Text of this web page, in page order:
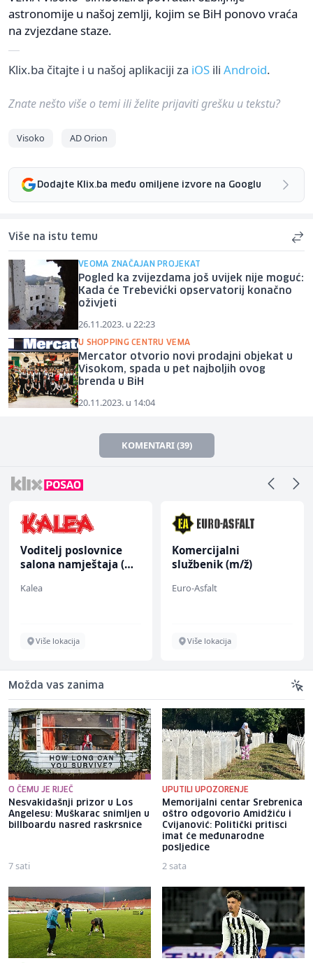
astronomije u našoj zemlji, kojim se BiH ponovo vraća
na zvjezdane staze.
Klix.ba čitajte i u našoj aplikaciji za iOS ili Android.
Znate nešto više o temi ili želite prijaviti grešku u tekstu?
Visoko AD Orion
Dodajte Klix.ba među omiljene izvore na Googlu
Više na istu temu
VEOMA ZNAČAJAN PROJEKAT
Pogled ka zvijezdama još uvijek nije moguć:
Kada će Trebevićki opservatorij konačno
oživjeti
26.11.2023. u 22:23
U SHOPPING CENTRU VEMA
Mercator otvorio novi prodajni objekat u
Visokom, spada u pet najboljih ovog
brenda u BiH
20.11.2023. u 14:04
KOMENTARI (39)
Voditelj poslovnice
salona namještaja (m/
Kalea
Više lokacija
Komercijalni
službenik (m/ž)
Euro-Asfalt
Više lokacija
Možda vas zanima
O ČEMU JE RIJEČ
Nesvakidašnji prizor u Los
Angelesu: Muškarac snimljen u
billboardu nasred raskrsnice
7 sati
UPUTILI UPOZORENJE
Memorijalni centar Srebrenica
oštro odgovorio Amidžiću i
Cvijanović: Politički pritisci
imat će međunarodne
posljedice
2 sata